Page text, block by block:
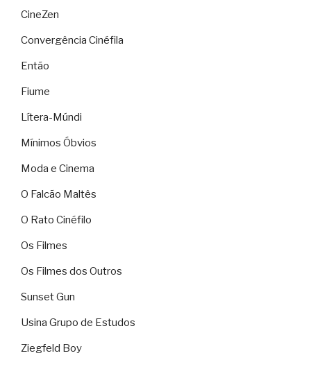
CineZen
Convergência Cinéfila
Então
Fiume
Lítera-Múndi
Mínimos Óbvios
Moda e Cinema
O Falcão Maltês
O Rato Cinéfilo
Os Filmes
Os Filmes dos Outros
Sunset Gun
Usina Grupo de Estudos
Ziegfeld Boy